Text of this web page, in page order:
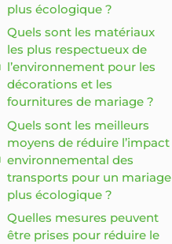
plus écologique ?
Quels sont les matériaux
les plus respectueux de
l’environnement pour les
décorations et les
fournitures de mariage ?
Quels sont les meilleurs
moyens de réduire l’impact
environnemental des
transports pour un mariage
plus écologique ?
Quelles mesures peuvent
être prises pour réduire le